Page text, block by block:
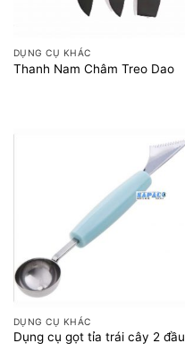
DỤNG CỤ KHÁC
Thanh Nam Châm Treo Dao
DỤNG CỤ KHÁC
Dụng cụ gọt tỉa trái cây 2 đầu